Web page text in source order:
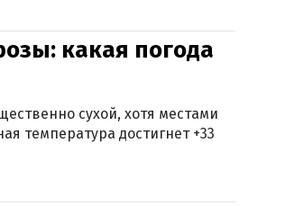
какая погода
сухой, хотя местами
температура достигнет +33